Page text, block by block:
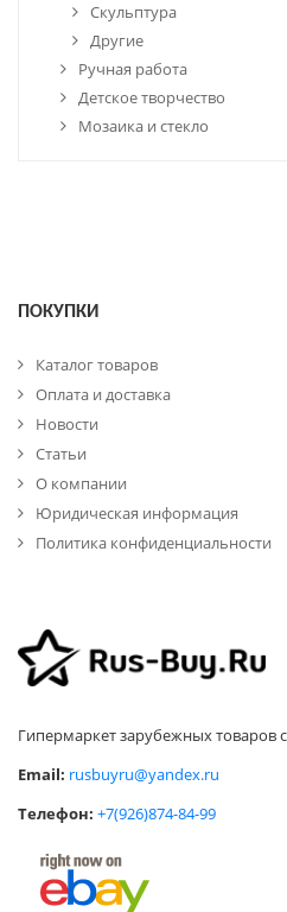
Скульптура
Другие
Ручная работа
Детское творчество
Мозаика и стекло
ПОКУПКИ
Каталог товаров
Оплата и доставка
Новости
Статьи
О компании
Юридическая информация
Политика конфиденциальности
Гипермаркет зарубежных товаров
Email: rusbuyru@yandex.ru
Телефон: +7(926)874-84-99